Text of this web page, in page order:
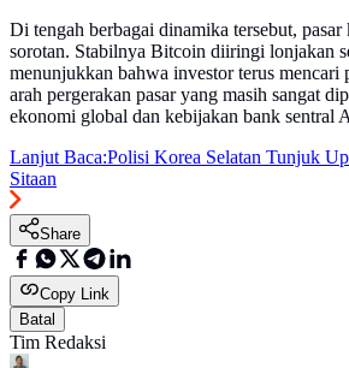
Di tengah berbagai dinamika tersebut,
sorotan. Stabilnya Bitcoin diiringi lonjakan
menunjukkan bahwa investor terus mencari
arah pergerakan pasar yang masih sangat
ekonomi global dan kebijakan bank sentral
Lanjut Baca:Polisi Korea Selatan Tunjuk
Sitaan
Share
Copy Link
Batal
Tim Redaksi